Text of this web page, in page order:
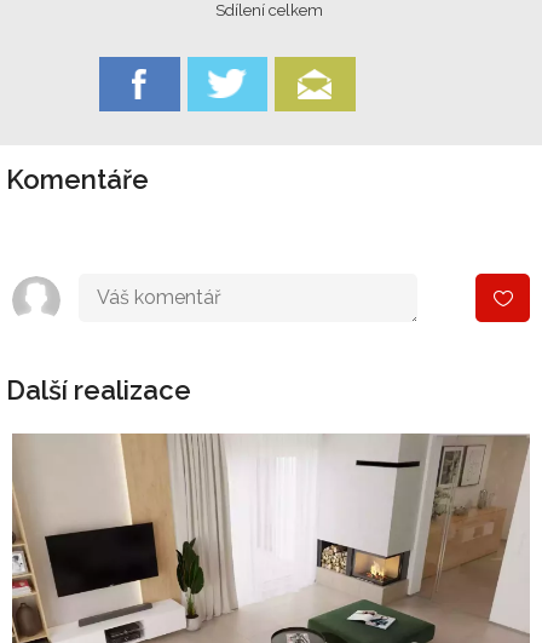
Sdílení celkem
Komentáře
Další realizace